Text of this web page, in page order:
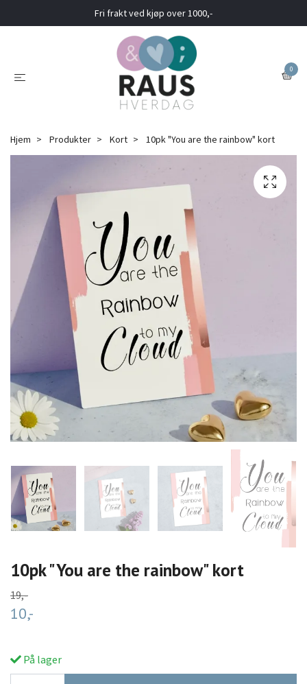
Fri frakt ved kjøp over 1000,-
0
Hjem Produkter Kort 10pk "You are the rainbow" kort
10pk "You are the rainbow" kort
19,-
10,-
På lager